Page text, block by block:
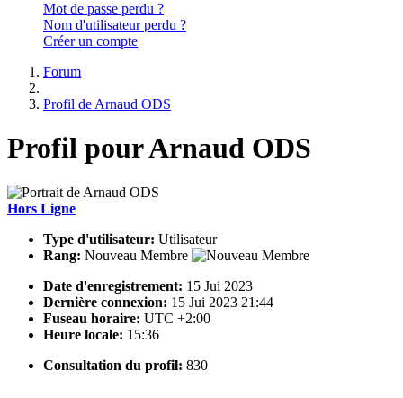
Mot de passe perdu ?
Nom d'utilisateur perdu ?
Créer un compte
Forum
Profil de Arnaud ODS
Profil pour Arnaud ODS
Hors Ligne
Type d'utilisateur: Utilisateur
Rang: Nouveau Membre
Date d'enregistrement: 15 Jui 2023
Dernière connexion: 15 Jui 2023 21:44
Fuseau horaire: UTC +2:00
Heure locale: 15:36
Consultation du profil: 830